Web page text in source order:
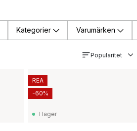
Kategorier Varumärken
Popularitet
I lager
REA
-60%